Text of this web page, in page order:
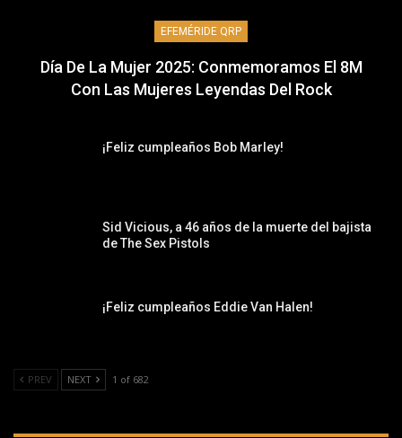
EFEMÉRIDE QRP
Día De La Mujer 2025: Conmemoramos El 8M
Con Las Mujeres Leyendas Del Rock
¡Feliz cumpleaños Bob Marley!
Sid Vicious, a 46 años de la muerte del bajista
de The Sex Pistols
¡Feliz cumpleaños Eddie Van Halen!
PREV NEXT 1 of 682